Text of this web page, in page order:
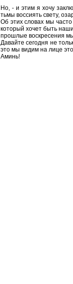
Но, - и этим я хочу
тьмы воссиять свету,
Об этих словах мы
который хочет быть
прошлые воскресения мы
Давайте сегодня не
это мы видим на лице
Аминь!